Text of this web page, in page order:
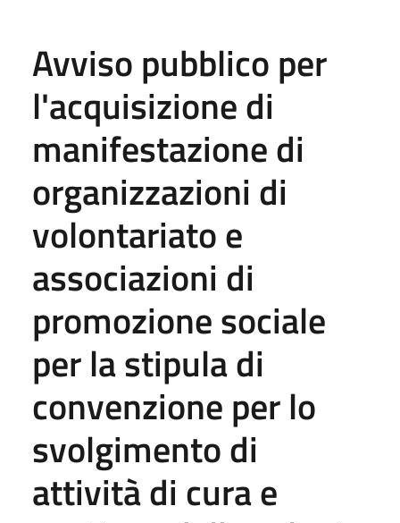
Avviso pubblico per
l'acquisizione di
manifestazione di
organizzazioni di
volontariato e
associazioni di
promozione sociale
per la stipula di
convenzione per lo
svolgimento di
attività di cura e